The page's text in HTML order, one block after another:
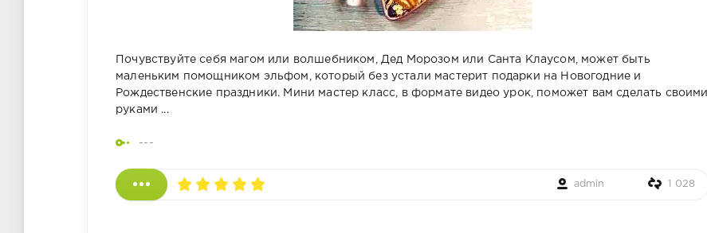
Почувствуйте себя магом или волшебником, Дед Морозом или Санта Клаусом, может быть
маленьким помощником эльфом, который без устали мастерит подарки на Новогодние и
Рождественские праздники. Мини мастер класс, в формате видео урок, поможет вам сделать своими
руками ...
---
admin 1 028